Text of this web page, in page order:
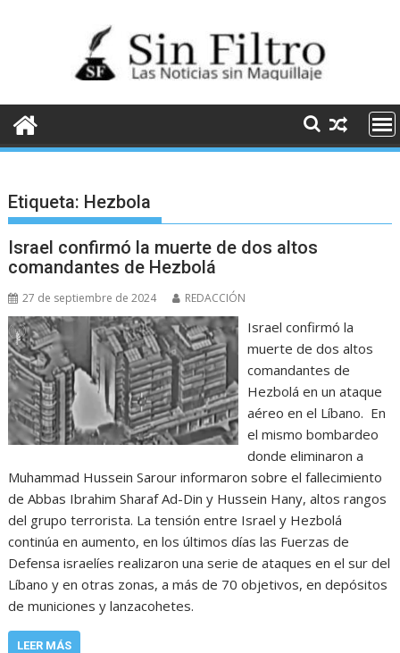
Etiqueta: Hezbola
Israel confirmó la muerte de dos altos
comandantes de Hezbolá
27 de septiembre de 2024 REDACCIÓN
Israel confirmó la
muerte de dos altos
comandantes de
Hezbolá en un ataque
aéreo en el Líbano. En
el mismo bombardeo
donde eliminaron a
Muhammad Hussein Sarour informaron sobre el fallecimiento
de Abbas Ibrahim Sharaf Ad-Din y Hussein Hany, altos rangos
del grupo terrorista. La tensión entre Israel y Hezbolá
continúa en aumento, en los últimos días las Fuerzas de
Defensa israelíes realizaron una serie de ataques en el sur del
Líbano y en otras zonas, a más de 70 objetivos, en depósitos
de municiones y lanzacohetes.
LEER MÁS